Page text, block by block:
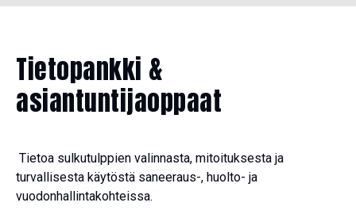
Tietopankki &
asiantuntijaoppaat
Tietoa sulkutulppien valinnasta, mitoituksesta ja
turvallisesta käytöstä saneeraus-, huolto- ja
vuodonhallintakohteissa.